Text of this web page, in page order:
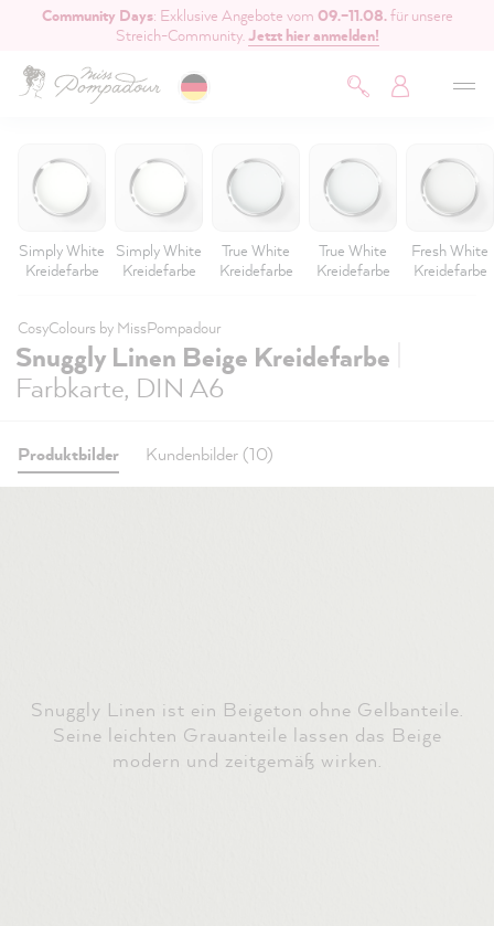
springen
Community Days: Exklusive Angebote vom 09.–11.08.für unsere
Streich-Community.Jetzt hier anmelden!
Simply White
Kreidefarbe
Simply White
Kreidefarbe
True White
Kreidefarbe
True White
Kreidefarbe
Fresh White
Kreidefarbe
CosyColours by MissPompadour
Snuggly Linen Beige Kreidefarbe
Farbkarte, DIN A6
Produktbilder Kundenbilder (10)
Snuggly Linen ist ein Beigeton ohne Gelbanteile.
Seine leichten Grauanteile lassen das Beige
modern und zeitgemäß wirken.